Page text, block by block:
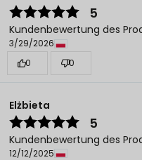
5
Kundenbewertung des
3/29/2026
0
0
Elżbieta
5
Kundenbewertung des
12/12/2025